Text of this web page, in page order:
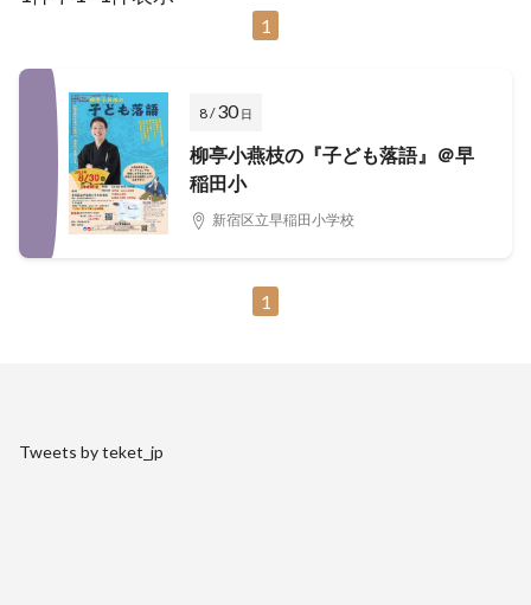
1
8 /30 日
柳亭小燕枝の『子ども落語』＠早
稲田小
新宿区立早稲田小学校
1
Tweets by teket_jp